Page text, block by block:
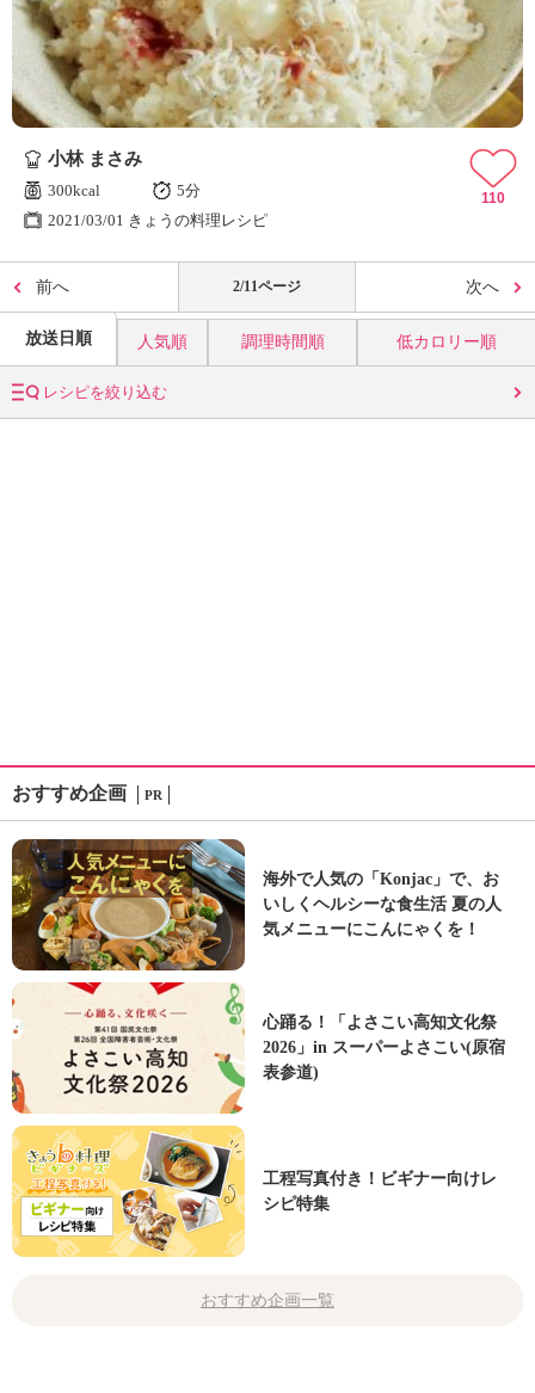
小林 まさみ
300kcal
5分
2021/03/01 きょうの料理レシピ
110
前へ 2/11ページ 次へ
放送日順 人気順 調理時間順 低カロリー順
レシピを絞り込む
おすすめ企画 PR
海外で人気の「Konjac」で、お
いしくヘルシーな食生活 夏の人
気メニューにこんにゃくを！
心踊る！「よさこい高知文化祭
2026」in スーパーよさこい(原宿
表参道)
工程写真付き！ビギナー向けレ
シピ特集
おすすめ企画一覧